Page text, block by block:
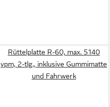
Rüttelplatte R-60, max. 5140
vpm, 2-tlg., inklusive Gummimatte
und Fahrwerk